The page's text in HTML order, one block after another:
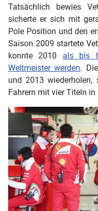
Tatsächlich bewies
sicherte er sich mit
Pole Position und den
Saison 2009 startete
konnte 2010 als bis
Weltmeister werden.
und 2013
Fahrern mit vier Titeln in